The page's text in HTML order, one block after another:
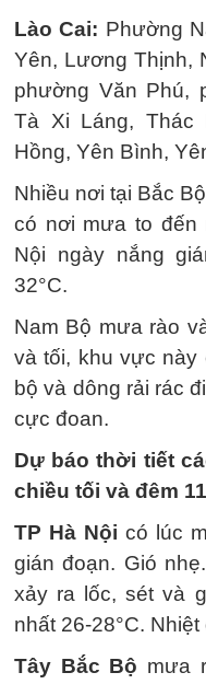
Lào Cai: Phường
Yên, Lương Thịnh,
phường Văn Phú,
Tà Xi Láng, Thác
Hồng, Yên Bình,
Nhiều nơi tại Bắc
có nơi mưa to đến
Nội ngày nắng
32°C.
Nam Bộ mưa rào
và tối, khu vực này
bộ và dông rải rác
cực đoan.
Dự báo thời tiết
chiều tối và đêm
TP Hà Nội có lúc
gián đoạn. Gió
xảy ra lốc, sét và
nhất 26-28°C.
Tây Bắc Bộ mưa